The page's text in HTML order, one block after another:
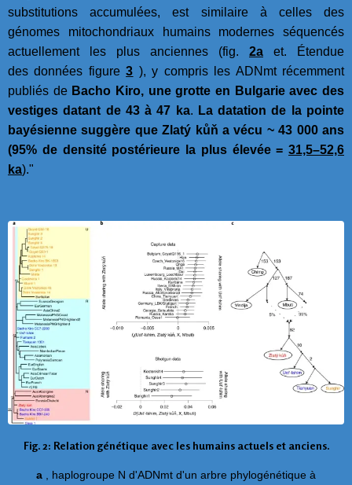
substitutions accumulées, est similaire à celles des
génomes mitochondriaux humains modernes séquencés
actuellement les plus anciennes (fig. 2a et. Étendue
des données figure3 ), y compris les ADNmt récemment
publiés de Bacho Kiro, une grotte en Bulgarie avec des
vestiges datant de 43 à 47 ka. La datation de la pointe
bayésienne suggère que Zlatý kůň a vécu ~ 43 000 ans
(95% de densité postérieure la plus élevée = 31,5–52,6
ka)."
Fig. 2: Relation génétique avec les humains actuels et anciens.
a , haplogroupe N d'ADNmt d'un arbre phylogénétique à